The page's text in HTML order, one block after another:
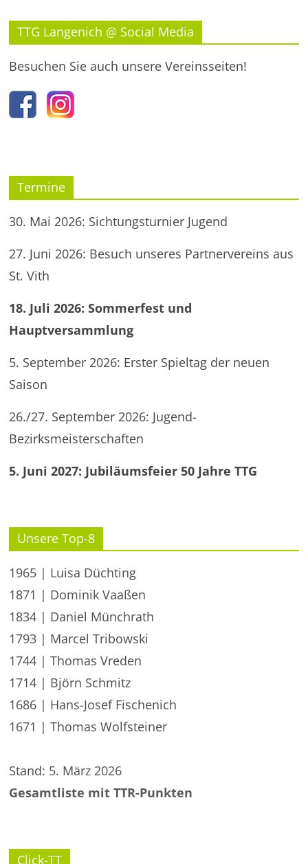
TTG Langenich @ Social Media
Besuchen Sie auch unsere Vereinsseiten!
Termine
30. Mai 2026: Sichtungsturnier Jugend
27. Juni 2026: Besuch unseres Partnervereins aus
St. Vith
18. Juli 2026: Sommerfest und
Hauptversammlung
5. September 2026: Erster Spieltag der neuen
Saison
26./27. September 2026: Jugend-
Bezirksmeisterschaften
5. Juni 2027: Jubiläumsfeier 50 Jahre TTG
Unsere Top-8
1965 | Luisa Düchting
1871 | Dominik Vaaßen
1834 | Daniel Münchrath
1793 | Marcel Tribowski
1744 | Thomas Vreden
1714 | Björn Schmitz
1686 | Hans-Josef Fischenich
1671 | Thomas Wolfsteiner
Stand: 5. März 2026
Gesamtliste mit TTR-Punkten
Click-TT